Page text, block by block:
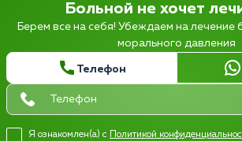
Больной не хочет
Берем все на себя! Убеждаем на лечение
морального давления
Телефон
Я ознакомлен(а) с Политикой